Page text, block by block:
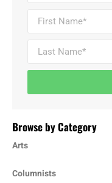
Browse by Category
Arts
Columnists